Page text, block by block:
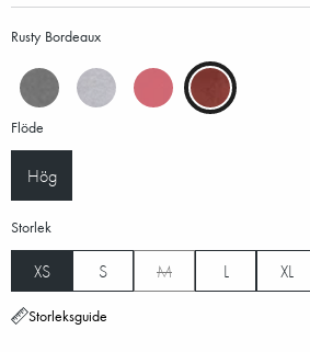
Rusty Bordeaux
Flöde
Hög
Storlek
XS S M L XL
Storleksguide